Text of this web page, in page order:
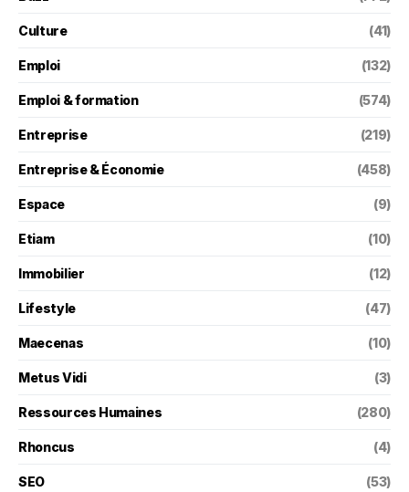
Culture (41)
Emploi (132)
Emploi & formation (574)
Entreprise (219)
Entreprise & Économie (458)
Espace (9)
Etiam (10)
Immobilier (12)
Lifestyle (47)
Maecenas (10)
Metus Vidi (3)
Ressources Humaines (280)
Rhoncus (4)
SEO (53)